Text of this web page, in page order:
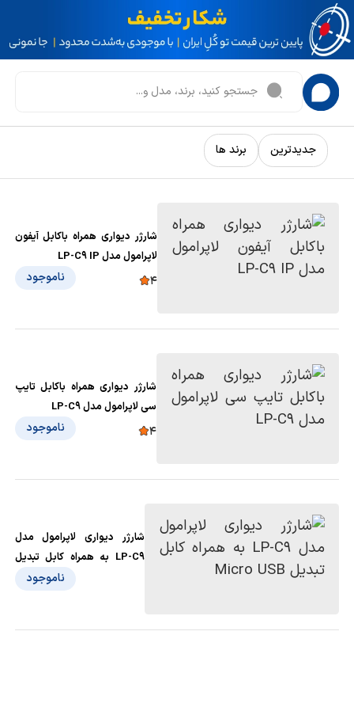
جدیدترین برند ها
شارژر دیواری همراه باکابل آیفون
لاپرامول مدل LP-C9 IP
4 ناموجود
شارژر دیواری همراه باکابل تایپ
سی لاپرامول مدل LP-C9
4 ناموجود
شارژر دیواری لاپرامول مدل
LP-C9 به همراه کابل تبدیل
ناموجود